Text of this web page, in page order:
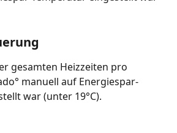
gesamten Heizzeiten pro
manuell auf Energiespar-
war (unter 19°C).